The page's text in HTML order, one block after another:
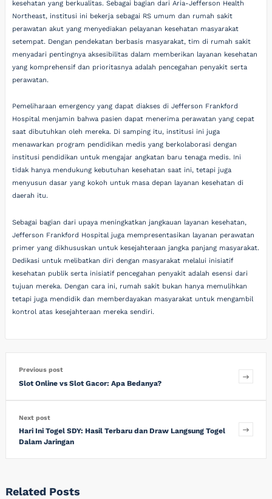
kesehatan yang berkualitas. Sebagai bagian dari Aria-Jefferson Health
Northeast, institusi ini bekerja sebagai RS umum dan rumah sakit
perawatan akut yang menyediakan pelayanan kesehatan masyarakat
setempat. Dengan pendekatan berbasis masyarakat, tim di rumah sakit
menyadari pentingnya aksesibilitas dalam memberikan layanan kesehatan
yang komprehensif dan prioritasnya adalah pencegahan penyakit serta
perawatan.
Pemeliharaan emergency yang dapat diakses di Jefferson Frankford
Hospital menjamin bahwa pasien dapat menerima perawatan yang cepat
saat dibutuhkan oleh mereka. Di samping itu, institusi ini juga
menawarkan program pendidikan medis yang berkolaborasi dengan
institusi pendidikan untuk mengajar angkatan baru tenaga medis. Ini
tidak hanya mendukung kebutuhan kesehatan saat ini, tetapi juga
menyusun dasar yang kokoh untuk masa depan layanan kesehatan di
daerah itu.
Sebagai bagian dari upaya meningkatkan jangkauan layanan kesehatan,
Jefferson Frankford Hospital juga mempresentasikan layanan perawatan
primer yang dikhususkan untuk kesejahteraan jangka panjang masyarakat.
Dedikasi untuk melibatkan diri dengan masyarakat melalui inisiatif
kesehatan publik serta inisiatif pencegahan penyakit adalah esensi dari
tujuan mereka. Dengan cara ini, rumah sakit bukan hanya memulihkan
tetapi juga mendidik dan memberdayakan masyarakat untuk mengambil
kontrol atas kesejahteraan mereka sendiri.
Previous post
Slot Online vs Slot Gacor: Apa Bedanya?
Next post
Hari Ini Togel SDY: Hasil Terbaru dan Draw Langsung Togel
Dalam Jaringan
Related Posts